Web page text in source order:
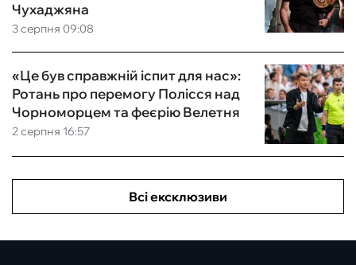
3 серпня 09:08
Чухаджяна
2 серпня 16:57
«Це був справжній іспит для нас»:
Ротань про перемогу Полісся над
Чорноморцем та феєрію Велетня
Всі ексклюзиви